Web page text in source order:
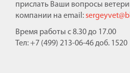
прислать Ваши вопросы
компании на email:
Время работы с 8.30 до 17.00
Тел: +7 (499) 213-06-46 доб. 1520